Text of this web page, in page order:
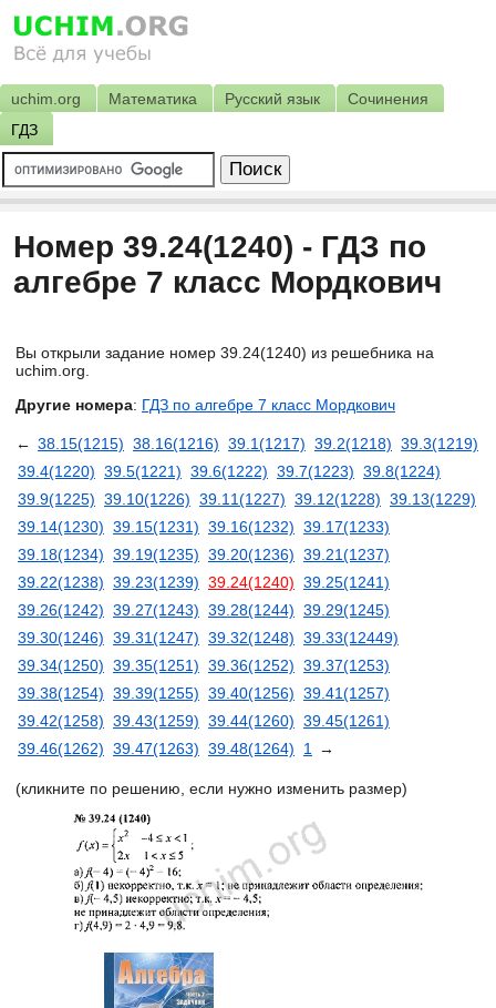
uchim.org Математика Русский язык
Сочинения
ГДЗ
Номер 39.24(1240) - ГДЗ по
алгебре 7 класс Мордкович
Вы открыли задание номер 39.24(1240) из решебника на
uchim.org.
Другие номера: ГДЗ по алгебре 7 класс Мордкович
← 38.15(1215) 38.16(1216) 39.1(1217) 39.2(1218) 39.3(1219)
39.4(1220) 39.5(1221) 39.6(1222) 39.7(1223) 39.8(1224)
39.9(1225) 39.10(1226) 39.11(1227) 39.12(1228) 39.13(1229)
39.14(1230) 39.15(1231) 39.16(1232) 39.17(1233)
39.18(1234) 39.19(1235) 39.20(1236) 39.21(1237)
39.22(1238) 39.23(1239) 39.24(1240) 39.25(1241)
39.26(1242) 39.27(1243) 39.28(1244) 39.29(1245)
39.30(1246) 39.31(1247) 39.32(1248) 39.33(12449)
39.34(1250) 39.35(1251) 39.36(1252) 39.37(1253)
39.38(1254) 39.39(1255) 39.40(1256) 39.41(1257)
39.42(1258) 39.43(1259) 39.44(1260) 39.45(1261)
39.46(1262) 39.47(1263) 39.48(1264) 1 →
(кликните по решению, если нужно изменить размер)